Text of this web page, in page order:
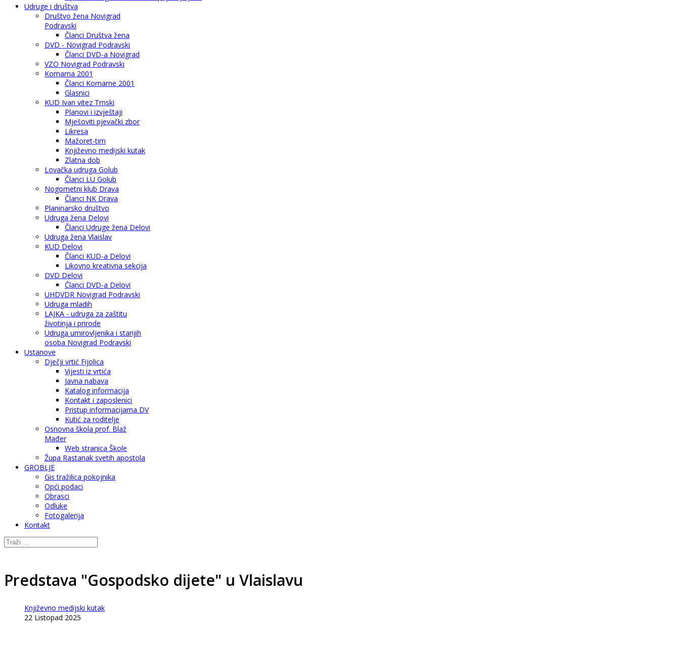
Udruge i društva
Društvo žena Novigrad
Podravski
Članci Društva žena
DVD - Novigrad Podravski
Članci DVD-a Novigrad
VZO Novigrad Podravski
Komarna 2001
Članci Komarne 2001
Glasnici
KUD Ivan vitez Trnski
Planovi i izvještaji
Mješoviti pjevački zbor
Likresa
Mažoret-tim
Književno medijski kutak
Zlatna dob
Lovačka udruga Golub
Članci LU Golub
Nogometni klub Drava
Članci NK Drava
Planinarsko društvo
Udruga žena Delovi
Članci Udruge žena Delovi
Udruga žena Vlaislav
KUD Delovi
Članci KUD-a Delovi
Likovno kreativna sekcija
DVD Delovi
Članci DVD-a Delovi
UHDVDR Novigrad Podravski
Udruga mladih
LAJKA - udruga za zaštitu
životinja i prirode
Udruga umirovljenika i starijih
osoba Novigrad Podravski
Ustanove
Dječji vrtić Fijolica
Vijesti iz vrtića
Javna nabava
Katalog informacija
Kontakt i zaposlenici
Pristup informacijama DV
Kutić za roditelje
Osnovna škola prof. Blaž
Mađer
Web stranica Škole
Župa Rastanak svetih apostola
GROBLJE
Gis tražilica pokojnika
Opći podaci
Obrasci
Odluke
Fotogalerija
Kontakt
Predstava "Gospodsko dijete" u Vlaislavu
Književno medijski kutak
22 Listopad 2025